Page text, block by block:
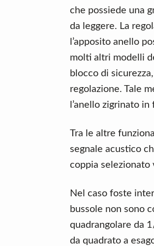
che possiede una
da leggere. La
l’apposito anello
molti altri modelli
blocco di
regolazione. Tale
l’anello zigrinato
Tra le altre
segnale acustico
coppia selezionato
Nel caso foste
bussole non sono
quadrangolare da
da quadrato a